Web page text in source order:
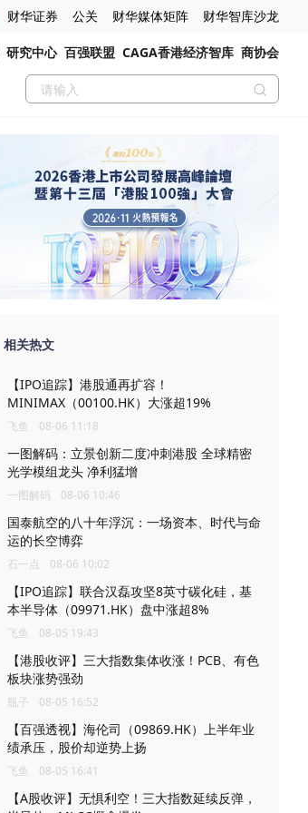
财华证券 公关 财华媒体矩阵 财华智库沙龙
研究中心 百强联盟 CAGA香港经济智库 商协会
相关热文
【IPO追踪】港股通再扩容！
MINIMAX（00100.HK）大涨超19%
飞鱼 08-06 11:18
一图解码：立景创新二度冲刺港股 全球精密
光学模组龙头 净利猛增
一图解码 08-06 10:46
国泰航空的八十年浮沉：一场资本、时代与命
运的长空博弈
石一点 08-06 10:02
【IPO追踪】联合汉磊攻坚8英寸碳化硅，基
本半导体（09971.HK）盘中涨超8%
飞鱼 08-05 19:43
【港股收评】三大指数集体收涨！PCB、有色
板块涨势强劲
瓶子 08-05 16:52
【百强透视】海伦司（09869.HK）上半年业
绩承压，股价却逆势上扬
飞鱼 08-05 16:41
【A股收评】无惧利空！三大指数延续反弹，